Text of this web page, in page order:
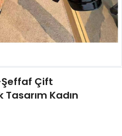
Çift
Kadın